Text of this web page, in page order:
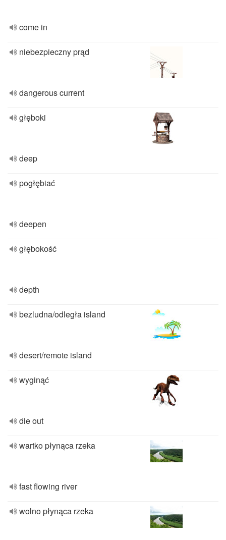
come in
niebezpieczny prąd
dangerous current
głęboki
deep
pogłębiać
deepen
głębokość
depth
bezludna/odległa island
desert/remote island
wyginąć
die out
wartko płynąca rzeka
fast flowing river
wolno płynąca rzeka